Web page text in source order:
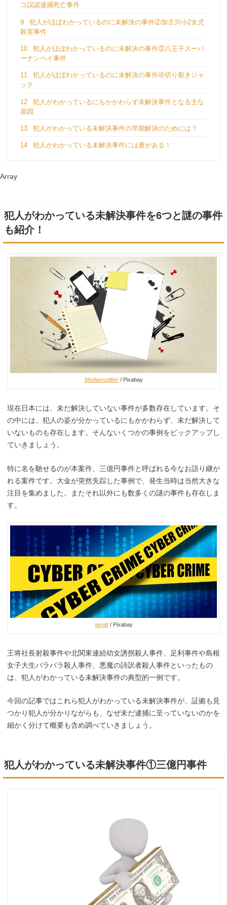
コ誤認逮捕死亡事件
9
犯人がほぼわかっているのに未解決の事件②加古川小2女児
殺害事件
10
犯人がほぼわかっているのに未解決の事件③八王子スーパ
ーナンペイ事件
11
犯人がほぼわかっているのに未解決の事件④切り裂きジャ
ック
12
犯人がわかっているにもかかわらず未解決事件となる主な
原因
13 犯人がわかっている未解決事件の早期解決のためには？
14 犯人がわかっている未解決事件には裏がある！
Array
犯人がわかっている未解決事件を6つと謎の事件
も紹介！
Mediamodifier/ Pixabay
現在日本には、未だ解決していない事件が多数存在しています。そ
の中には、犯人の姿が分かっているにもかかわらず、未だ解決して
いないものも存在します。そんないくつかの事例をピックアップし
ていきましょう。
特に名を馳せるのが本案件、三億円事件と呼ばれる今なお語り継が
れる案件です。大金が突然失踪した事例で、発生当時は当然大きな
注目を集めました。またそれ以外にも数多くの謎の事件も存在しま
す。
geralt/ Pixabay
王将社長射殺事件や北関東連続幼女誘拐殺人事件、足利事件や島根
女子大生バラバラ殺人事件、悪魔の詩訳者殺人事件といったもの
は、犯人がわかっている未解決事件の典型的一例です。
今回の記事ではこれら犯人がわかっている未解決事件が、証拠も見
つかり犯人が分かりながらも、なぜ未だ逮捕に至っていないのかを
細かく分けて概要も含め調べていきましょう。
犯人がわかっている未解決事件①三億円事件